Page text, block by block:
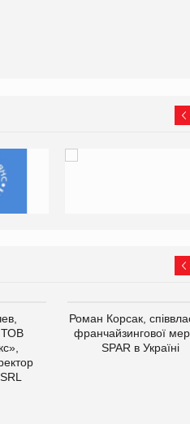
ТОВ
Роман Корсак,
франчайзингової
SPAR в Україні